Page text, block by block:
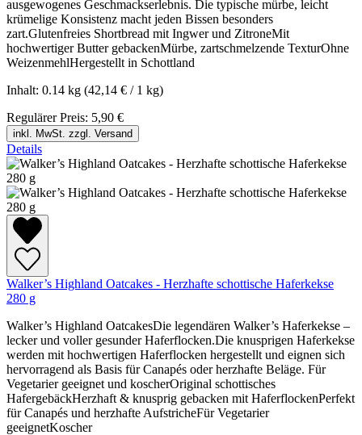
ausgewogenes Geschmackserlebnis. Die typische mürbe, leicht
krümelige Konsistenz macht jeden Bissen besonders
zart.Glutenfreies Shortbread mit Ingwer und ZitroneMit
hochwertiger Butter gebackenMürbe, zartschmelzende TexturOhne
WeizenmehlHergestellt in Schottland
Inhalt: 0.14 kg (42,14 € / 1 kg)
Regulärer Preis: 5,90 €
inkl. MwSt. zzgl. Versand
Details
Walker’s Highland Oatcakes - Herzhafte schottische Haferkekse
280 g
Walker’s Highland OatcakesDie legendären Walker’s Haferkekse –
lecker und voller gesunder Haferflocken.Die knusprigen Haferkekse
werden mit hochwertigen Haferflocken hergestellt und eignen sich
hervorragend als Basis für Canapés oder herzhafte Beläge. Für
Vegetarier geeignet und koscherOriginal schottisches
HafergebäckHerzhaft & knusprig gebacken mit HaferflockenPerfekt
für Canapés und herzhafte AufstricheFür Vegetarier
geeignetKoscher